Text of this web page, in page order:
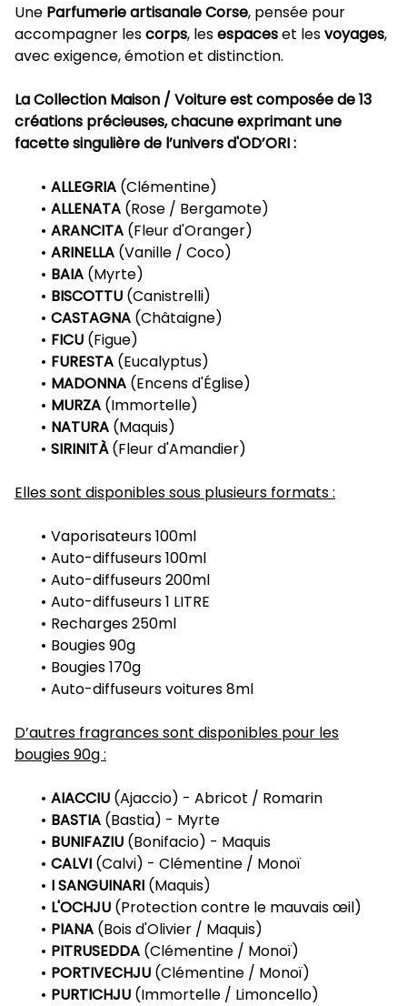
Une Parfumerie artisanale Corse, pensée pour
accompagner lescorps, lesespaceset lesvoyages,
avec exigence, émotion et distinction.
La Collection Maison / Voiture est composée de 13
créations précieuses, chacune exprimant une
facette singulière de l’univers d'OD’ORI :
ALLEGRIA (Clémentine)
ALLENATA (Rose / Bergamote)
ARANCITA (Fleur d'Oranger)
ARINELLA (Vanille / Coco)
BAIA (Myrte)
BISCOTTU (Canistrelli)
CASTAGNA (Châtaigne)
FICU (Figue)
FURESTA (Eucalyptus)
MADONNA (Encens d'Église)
MURZA (Immortelle)
NATURA (Maquis)
SIRINITÀ(Fleur d'Amandier)
Elles sont disponibles sous plusieurs formats :
Vaporisateurs 100ml
Auto-diffuseurs 100ml
Auto-diffuseurs 200ml
Auto-diffuseurs 1 LITRE
Recharges 250ml
Bougies 90g
Bougies 170g
Auto-diffuseurs voitures 8ml
D’autres fragrances sont disponibles pour les
bougies 90g :
AIACCIU (Ajaccio) - Abricot / Romarin
BASTIA (Bastia) - Myrte
BUNIFAZIU (Bonifacio) - Maquis
CALVI (Calvi) - Clémentine / Monoï
I SANGUINARI (Maquis)
L'OCHJU (Protection contre le mauvais œil)
PIANA (Bois d'Olivier / Maquis)
PITRUSEDDA (Clémentine / Monoï)
PORTIVECHJU (Clémentine / Monoï)
PURTICHJU (Immortelle / Limoncello)